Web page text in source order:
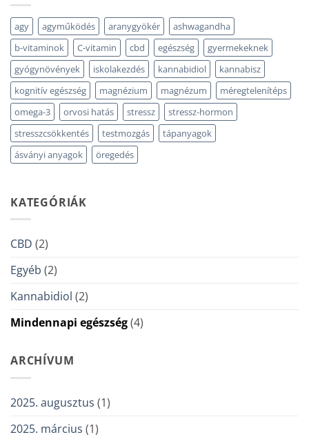
bejegyzéshez
agy agyműködés aranygyökér
ashwagandha
b-vitaminok
C-vitamin cbd egészség
gyermekeknek
gyógynövények
iskolakezdés kannabidiol
kannabisz
kognitív egészség
magnézium magnézum
méregtelenítéps
omega-3
orvosi hatás stressz
stressz-hormon
stresszcsökkentés
testmozgás
tápanyagok
ásványi anyagok
öregedés
KATEGÓRIÁK
CBD (2)
Egyéb (2)
Kannabidiol (2)
Mindennapi egészség(4)
ARCHÍVUM
2025. augusztus (1)
2025. március (1)